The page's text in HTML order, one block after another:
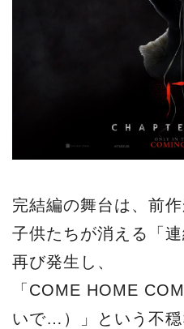
完結編の舞台は、前
子供たちが消える「
再び発生し、
「COME HOME
いで…）」という不